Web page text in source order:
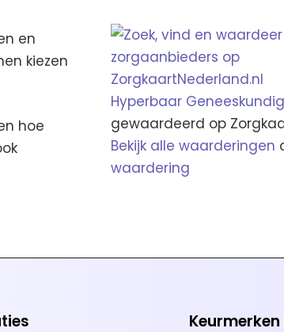
en
kiezen
hoe
Hyperbaar
gewaardeerd op
Bekijk alle waarderingen
waardering
Keurmerken